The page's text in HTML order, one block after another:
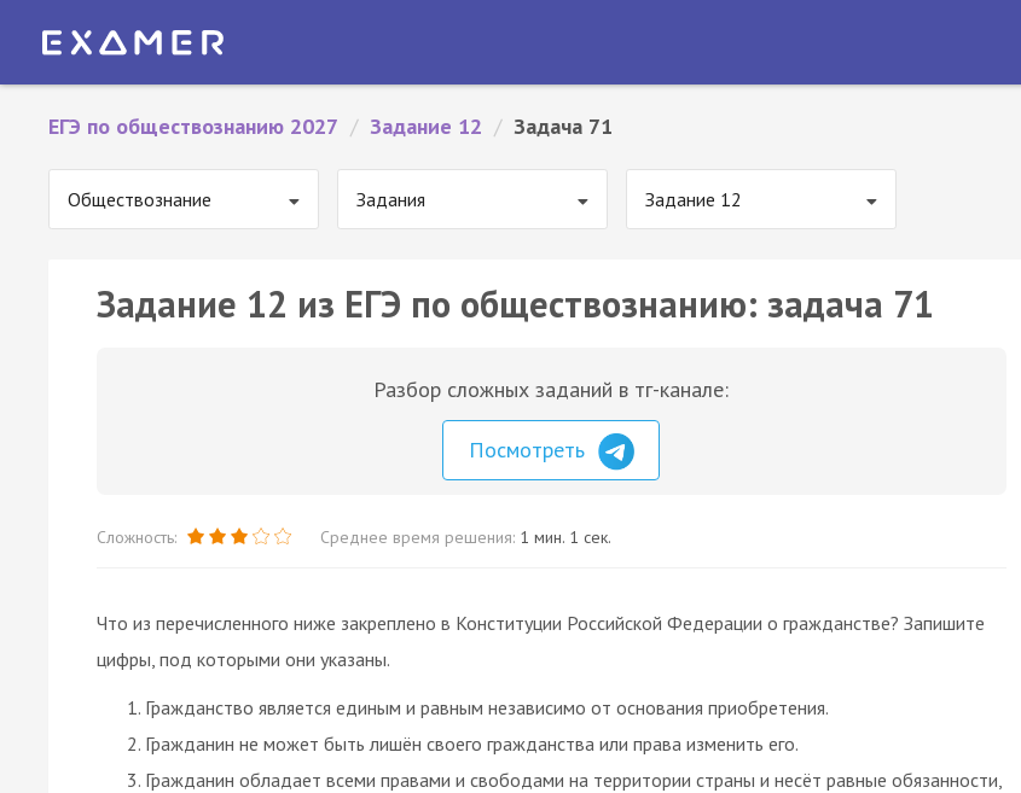
ЕГЭ по обществознанию 2027 / Задание 12 / Задача 71
Обществознание Задания Задание 12
Задание 12 из ЕГЭ по обществознанию: задача 71
Разбор сложных заданий в тг-канале:
Посмотреть
Сложность: Среднее время решения: 1 мин. 1 сек.
Что из перечисленного ниже закреплено в Конституции Российской Федерации о гражданстве? Запишите
цифры, под которыми они указаны.
Гражданство является единым и равным независимо от основания приобретения.
Гражданин не может быть лишён своего гражданства или права изменить его.
Гражданин обладает всеми правами и свободами на территории страны и несёт равные обязанности,